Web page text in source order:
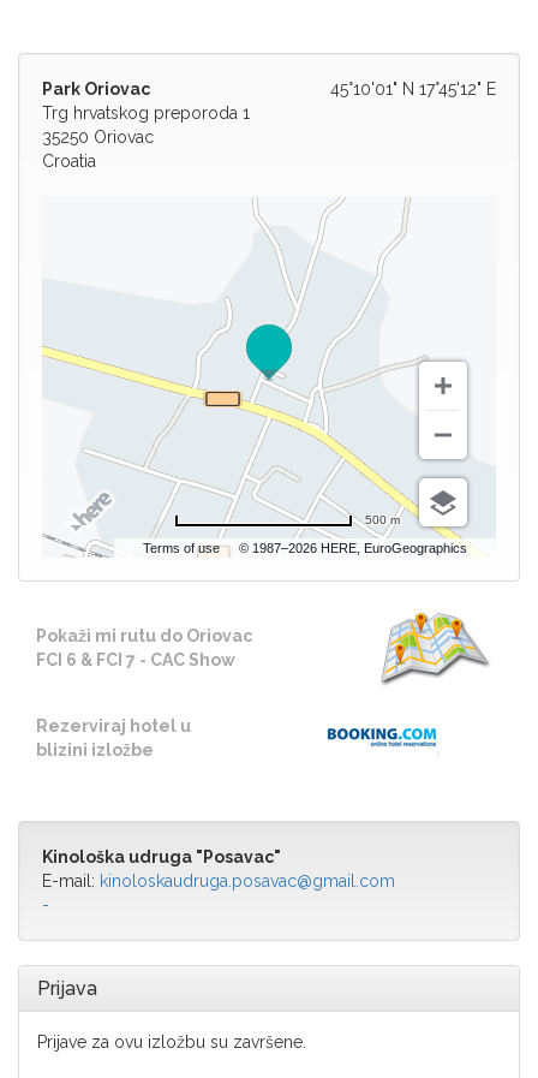
45°10'01" N 17°45'12" E
Park Oriovac
Trg hrvatskog preporoda 1
35250 Oriovac
Croatia
Terms of use © 1987–2026 HERE, EuroGeographics
500 m
Pokaži mi rutu do Oriovac
FCI 6 & FCI 7 - CAC Show
Rezerviraj hotel u
blizini izložbe
Kinološka udruga "Posavac"
E-mail: kinoloskaudruga.posavac@gmail.com
-
Prijava
Prijave za ovu izložbu su završene.